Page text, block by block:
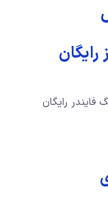
فایندر رایگان